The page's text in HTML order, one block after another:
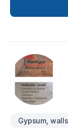
mesure.
Gypsum,